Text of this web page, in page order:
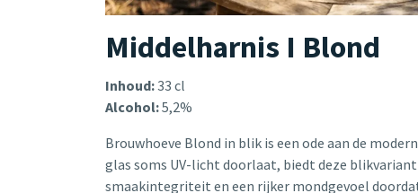
Middelharnis I Blond
Inhoud:33 cl
Alcohol:5,2%
Brouwhoeve Blond in blik is een ode aan de
glas soms UV-licht doorlaat, biedt deze
smaakintegriteit en een rijker mondgevoel